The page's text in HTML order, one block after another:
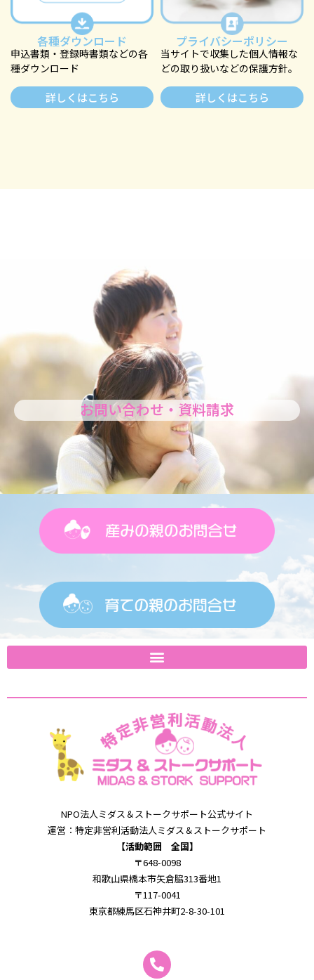
各種ダウンロード
申込書類・登録時書類などの各
種ダウンロード
詳しくはこちら
プライバシーポリシー
当サイトで収集した個⼈情報な
どの取り扱いなどの保護⽅針。
詳しくはこちら
お問い合わせ・資料請求
NPO法⼈ミダス＆ストークサポート公式サイト
運営：特定⾮営利活動法⼈ミダス＆ストークサポート
【活動範囲 全国】
〒648-0098
和歌⼭県橋本市⽮倉脇313番地1
〒117-0041
東京都練馬区石神井町2-8-30-101